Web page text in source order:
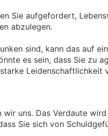
Sie aufgefordert,
abzulegen.
sind, kann das auf
es sein, dass Sie zu
Leidenschaftlichkeit
wir uns. Das Verdaute
Sie sich von